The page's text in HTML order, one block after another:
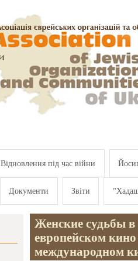
Відновлення під час війни
Документи Звіти
Женские судьбы
европейском
международном